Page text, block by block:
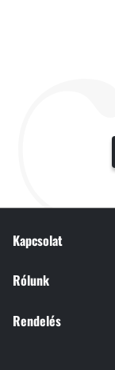
Kapcsolat
Rólunk
Rendelés